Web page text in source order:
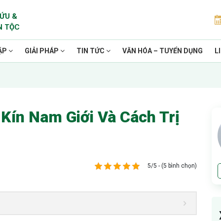
&
TỘC
GIẢI PHÁP TIN TỨC VĂN HÓA – TUYỂN DỤNG
Nam Giới Và Cách Trị
5/5 - (5 bình chọn)